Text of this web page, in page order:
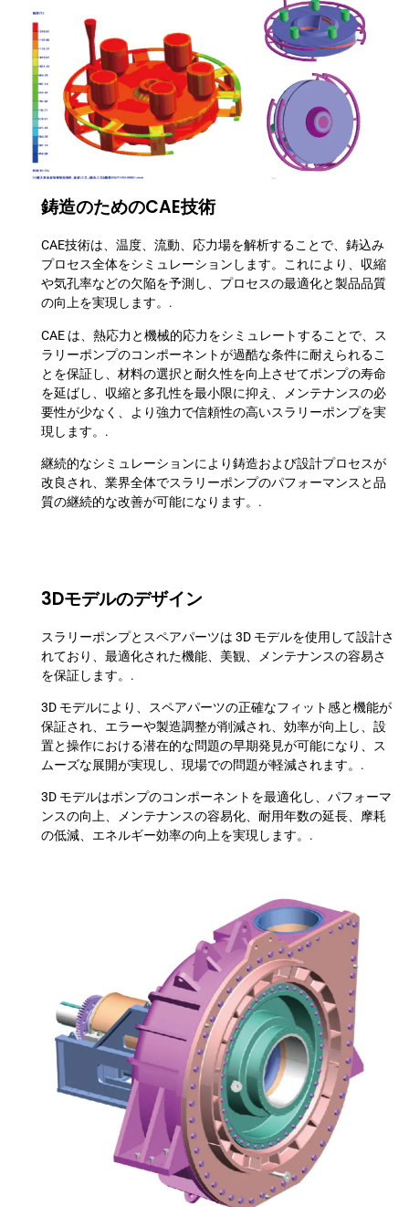
鋳造のためのCAE技術
CAE技術は、温度、流動、応力場を解析することで、鋳込み
プロセス全体をシミュレーションします。これにより、収縮
や気孔率などの欠陥を予測し、プロセスの最適化と製品品質
の向上を実現します。.
CAE は、熱応力と機械的応力をシミュレートすることで、ス
ラリーポンプのコンポーネントが過酷な条件に耐えられるこ
とを保証し、材料の選択と耐久性を向上させてポンプの寿命
を延ばし、収縮と多孔性を最小限に抑え、メンテナンスの必
要性が少なく、より強力で信頼性の高いスラリーポンプを実
現します。.
継続的なシミュレーションにより鋳造および設計プロセスが
改良され、業界全体でスラリーポンプのパフォーマンスと品
質の継続的な改善が可能になります。.
3Dモデルのデザイン
スラリーポンプとスペアパーツは 3D モデルを使用して設計さ
れており、最適化された機能、美観、メンテナンスの容易さ
を保証します。.
3D モデルにより、スペアパーツの正確なフィット感と機能が
保証され、エラーや製造調整が削減され、効率が向上し、設
置と操作における潜在的な問題の早期発見が可能になり、ス
ムーズな展開が実現し、現場での問題が軽減されます。.
3D モデルはポンプのコンポーネントを最適化し、パフォーマ
ンスの向上、メンテナンスの容易化、耐用年数の延長、摩耗
の低減、エネルギー効率の向上を実現します。.